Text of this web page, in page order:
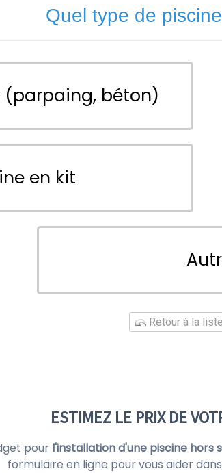
Quel type de
(parpaing, béton)
en kit
Retour à la
ESTIMEZ LE PRIX DE
pour l'installation d'une piscine hors
formulaire en ligne pour vous aider